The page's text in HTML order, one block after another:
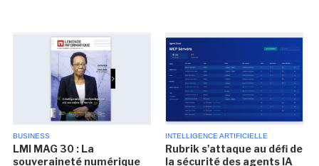
BUSINESS
LMI MAG 30 : La
souveraineté numérique
INTELLIGENCE ARTIFICIELLE
Rubrik s'attaque au défi de
la sécurité des agents IA